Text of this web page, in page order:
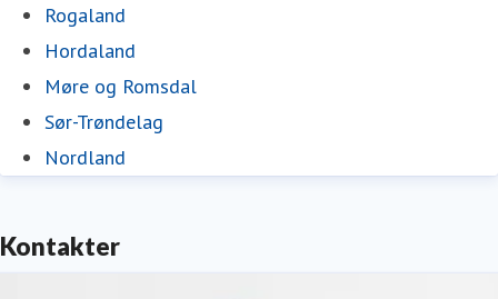
Rogaland
Hordaland
Møre og Romsdal
Sør-Trøndelag
Nordland
Kontakter